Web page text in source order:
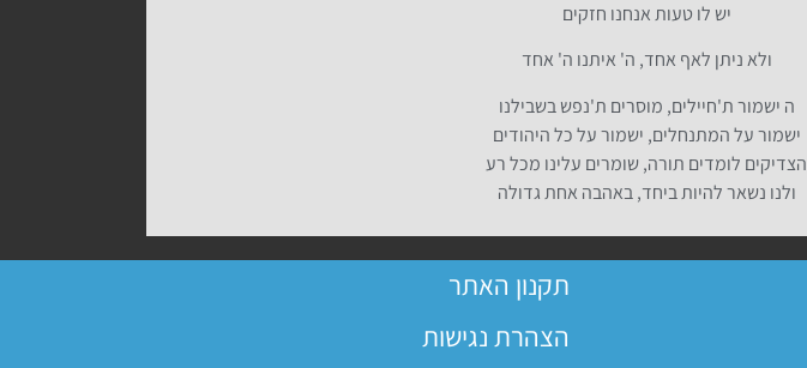
יש לו טעות אנחנו חזקים
ולא ניתן לאף אחד, ה' איתנו ה' אחד
ה ישמור ת'חיילים, מוסרים ת'נפש בשבילנו
ישמור על המתנחלים, ישמור על כל היהודים
הצדיקים לומדים תורה, שומרים עלינו מכל רע
ולנו נשאר להיות ביחד, באהבה אחת גדולה
תקנון האתר
הצהרת נגישות